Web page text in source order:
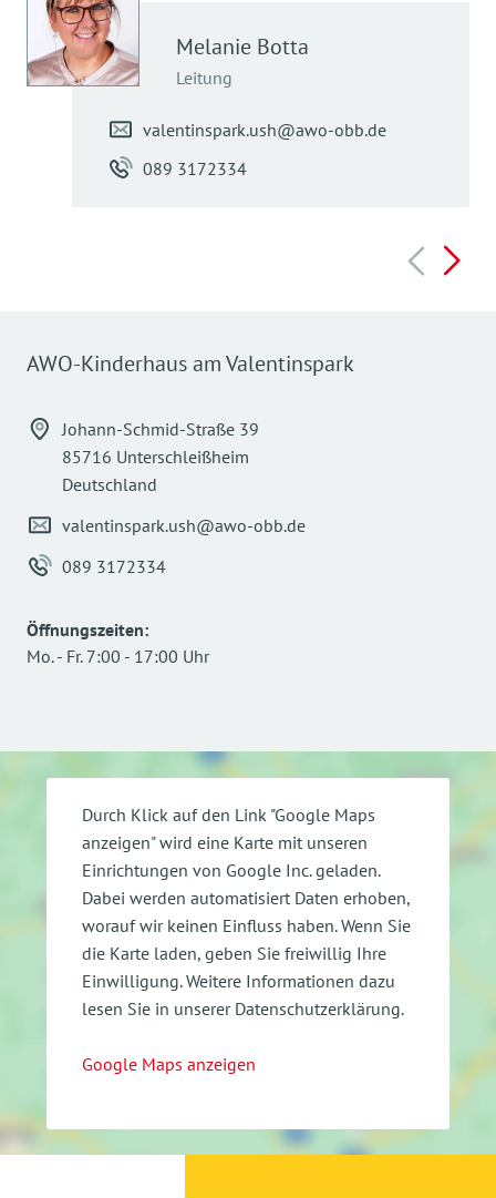
Melanie Botta
Leitung
valentinspark.ush@awo-obb.de
089 3172334
AWO-Kinderhaus am Valentinspark
Johann-Schmid-Straße 39
85716 Unterschleißheim
Deutschland
valentinspark.ush@awo-obb.de
089 3172334
Öffnungszeiten:
Mo.- Fr. 7:00 - 17:00 Uhr
Durch Klick auf den Link "Google Maps
anzeigen" wird eine Karte mit unseren
Einrichtungen von Google Inc. geladen.
Dabei werden automatisiert Daten erhoben,
worauf wir keinen Einfluss haben. Wenn Sie
die Karte laden, geben Sie freiwillig Ihre
Einwilligung. Weitere Informationen dazu
lesen Sie in unserer Datenschutzerklärung.
Google Maps anzeigen